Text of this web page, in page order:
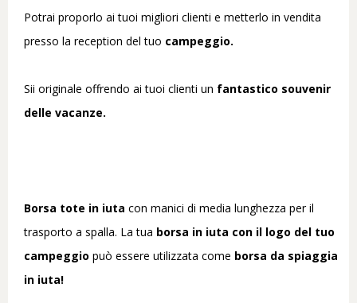
Potrai proporlo ai tuoi migliori clienti e metterlo in vendita
presso la reception del tuo campeggio.
Sii originale offrendo ai tuoi clienti un fantastico souvenir
delle vacanze.
Borsa tote in iuta con manici di media lunghezza per il
trasporto a spalla. La tua borsa in iuta con il logo del tuo
campeggio può essere utilizzata come borsa da spiaggia
in iuta!